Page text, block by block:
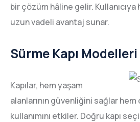
bir çözüm hâline gelir.
uzun vadeli avantaj sunar.
Sürme Kapı
Kapılar, hem yaşam
alanlarının güvenliğini sağlar hem
kullanımını etkiler. Doğru kapı